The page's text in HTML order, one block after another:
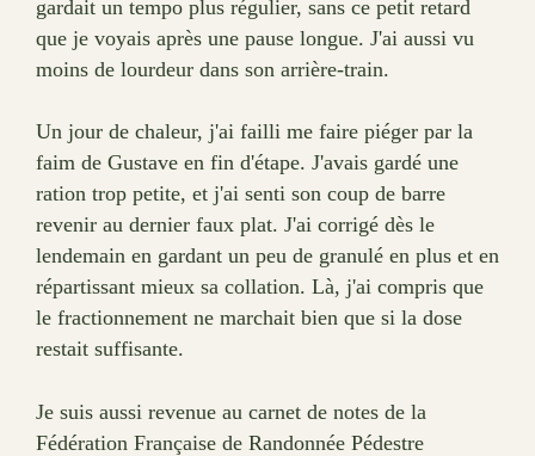
gardait un tempo plus régulier, sans ce petit retard
que je voyais après une pause longue. J'ai aussi vu
moins de lourdeur dans son arrière-train.
Un jour de chaleur, j'ai failli me faire piéger par la
faim de Gustave en fin d'étape. J'avais gardé une
ration trop petite, et j'ai senti son coup de barre
revenir au dernier faux plat. J'ai corrigé dès le
lendemain en gardant un peu de granulé en plus et en
répartissant mieux sa collation. Là, j'ai compris que
le fractionnement ne marchait bien que si la dose
restait suffisante.
Je suis aussi revenue au carnet de notes de la
Fédération Française de Randonnée Pédestre